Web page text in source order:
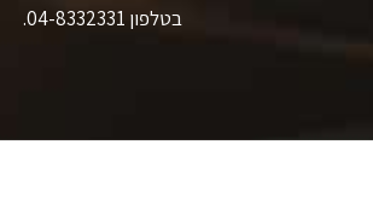
בטלפון 04-8332331.